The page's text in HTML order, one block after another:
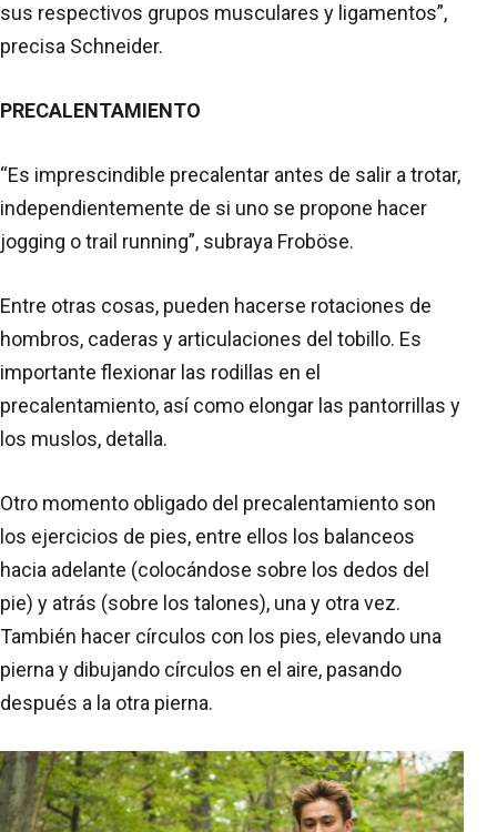
sus respectivos grupos musculares y ligamentos”,
precisa Schneider.
PRECALENTAMIENTO
“Es imprescindible precalentar antes de salir a trotar,
independientemente de si uno se propone hacer
jogging o trail running”, subraya Froböse.
Entre otras cosas, pueden hacerse rotaciones de
hombros, caderas y articulaciones del tobillo. Es
importante flexionar las rodillas en el
precalentamiento, así como elongar las pantorrillas y
los muslos, detalla.
Otro momento obligado del precalentamiento son
los ejercicios de pies, entre ellos los balanceos
hacia adelante (colocándose sobre los dedos del
pie) y atrás (sobre los talones), una y otra vez.
También hacer círculos con los pies, elevando una
pierna y dibujando círculos en el aire, pasando
después a la otra pierna.